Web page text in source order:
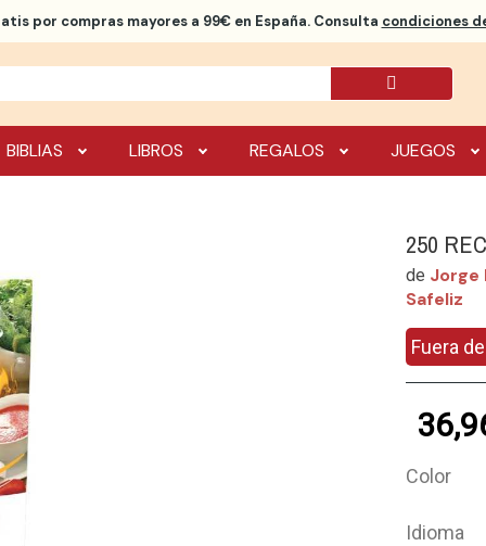
por compras mayores a 99€ en España. Consulta condiciones
BIBLIAS LIBROS REGALOS JUEGOS
250
de Jorge
Safeliz
Fuera
Color
Idioma